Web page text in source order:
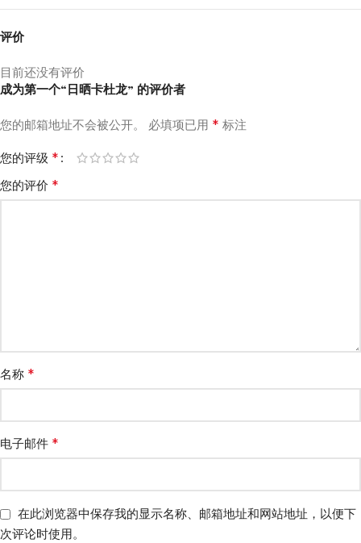
评价
目前还没有评价
成为第一个“日晒卡杜龙” 的评价者
您的邮箱地址不会被公开。 必填项已用 * 标注
您的评级 *
您的评价 *
名称 *
电子邮件 *
在此浏览器中保存我的显示名称、邮箱地址和网站地址，以便下
次评论时使用。